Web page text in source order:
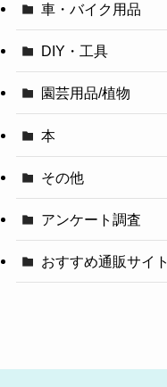
車・バイク用品
DIY・工具
園芸用品/植物
本
その他
アンケート調査
おすすめ通販サイト